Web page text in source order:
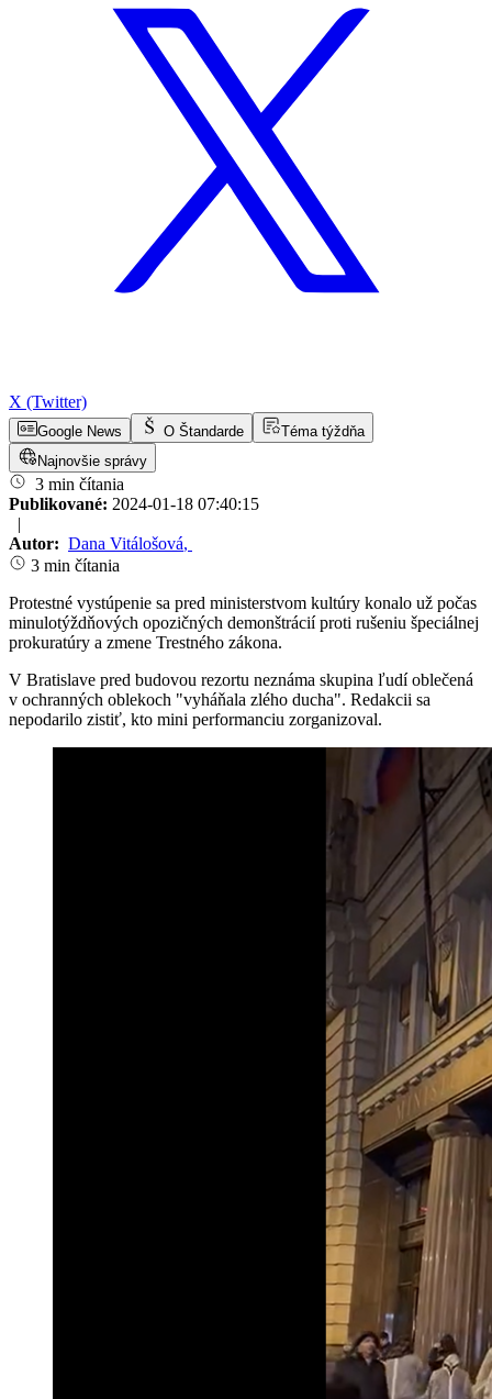
X (Twitter)
Google News O Štandarde
Téma týždňa
Najnovšie správy
3 min čítania
Publikované: 2024-01-18 07:40:15
|
Autor: Dana Vitálošová,
3 min čítania
Protestné vystúpenie sa pred ministerstvom kultúry konalo už počas
minulotýždňových opozičných demonštrácií proti rušeniu špeciálnej
prokuratúry a zmene Trestného zákona.
V Bratislave pred budovou rezortu neznáma skupina ľudí oblečená
v ochranných oblekoch "vyháňala zlého ducha". Redakcii sa
nepodarilo zistiť, kto mini performanciu zorganizoval.